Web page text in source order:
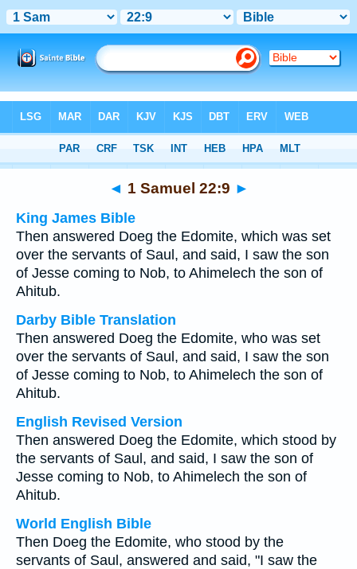
> 1 Samuel 22:9
◄ 1 Samuel 22:9 ►
King James Bible
Then answered Doeg the Edomite, which was set
over the servants of Saul, and said, I saw the son
of Jesse coming to Nob, to Ahimelech the son of
Ahitub.
Darby Bible Translation
Then answered Doeg the Edomite, who was set
over the servants of Saul, and said, I saw the son
of Jesse coming to Nob, to Ahimelech the son of
Ahitub.
English Revised Version
Then answered Doeg the Edomite, which stood by
the servants of Saul, and said, I saw the son of
Jesse coming to Nob, to Ahimelech the son of
Ahitub.
World English Bible
Then Doeg the Edomite, who stood by the
servants of Saul, answered and said, "I saw the